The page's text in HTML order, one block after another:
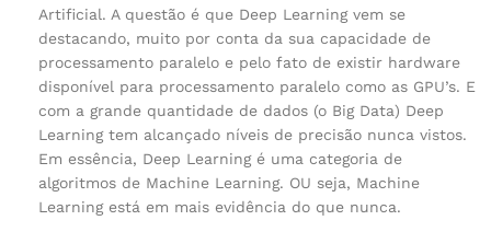
Artificial. A questão é que Deep Learning vem se
destacando, muito por conta da sua capacidade de
processamento paralelo e pelo fato de existir hardware
disponível para processamento paralelo como as GPU’s. E
com a grande quantidade de dados (o Big Data) Deep
Learning tem alcançado níveis de precisão nunca vistos.
Em essência, Deep Learning é uma categoria de
algoritmos de Machine Learning. OU seja, Machine
Learning está em mais evidência do que nunca.